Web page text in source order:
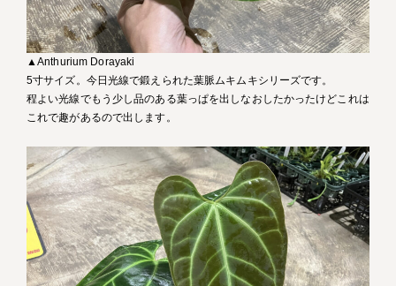
▲Anthurium Dorayaki
5寸サイズ。今日光線で鍛えられた葉脈ムキムキシリーズです。
程よい光線でもう少し品のある葉っぱを出しなおしたかったけどこれは
これで趣があるので出します。